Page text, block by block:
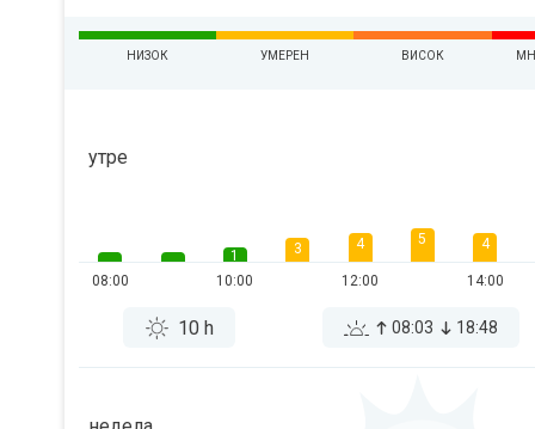
НИЗОК УМЕРЕН ВИСОК
утре
08:00
1
10:00
3 4
12:00
5 4
14:00
10 h 08:03 18:48